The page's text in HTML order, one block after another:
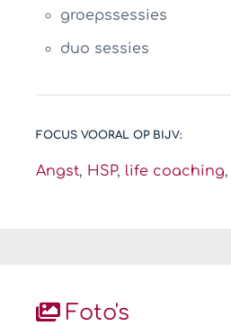
groepssessies
duo sessies
FOCUS VOORAL OP BIJV:
Angst, HSP, life coaching,
Foto's